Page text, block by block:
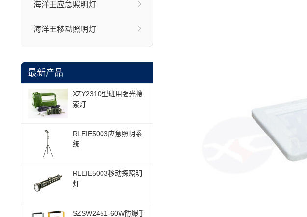
海洋王应急照明灯
海洋王移动照明灯
最新产品
XZY2310型班用强光搜
索灯
RLEIE5003应急照明系
统
RLEIE5003移动探照明
灯
SZSW2451-60W防爆手